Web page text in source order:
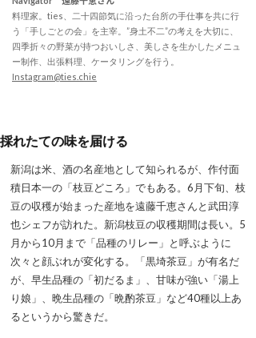
料理家。ties、二十四節気に沿った台所の手仕事を共に行
う「手しごとの会」を主宰。”身土不二”の考えを大切に、
四季折々の野菜が持つおいしさ、美しさを生かしたメニュ
ー制作、出張料理、ケータリングを行う。
Instagram@ties.chie
採れたての味を届ける
新潟は米、酒の名産地として知られるが、作付面
積日本一の「枝豆どころ」でもある。6月下旬、枝
豆の収穫が始まった産地を遠藤千恵さんと武田淳
也シェフが訪れた。新潟枝豆の収穫期間は長い。5
月から10月まで「品種のリレー」と呼ぶように
次々と顔ぶれが変化する。「黒埼茶豆」が有名だ
が、早生品種の「初だるま」、甘味が強い「湯上
り娘」、晩生品種の「晩酌茶豆」など40種以上あ
るというから驚きだ。